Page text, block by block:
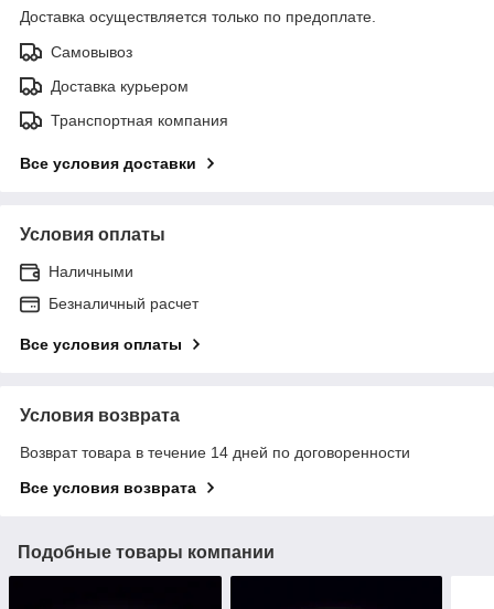
Доставка осуществляется только по предоплате.
Самовывоз
Доставка курьером
Транспортная компания
Все условия доставки
Условия оплаты
Наличными
Безналичный расчет
Все условия оплаты
Условия возврата
Возврат товара в течение 14 дней по договоренности
Все условия возврата
Подобные товары компании